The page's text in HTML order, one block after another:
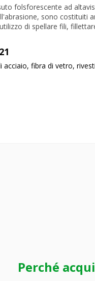
folsforescente ad
sono costituiti
di spellare fili,
acciaio, fibra di vetro,
Perché